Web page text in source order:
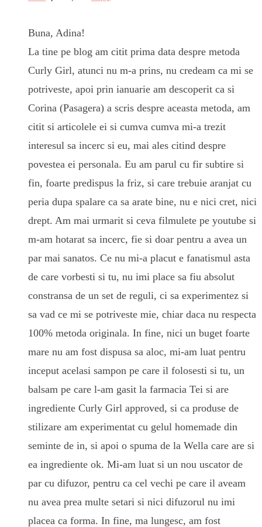
Buna, Adina!
La tine pe blog am citit prima data despre metoda
Curly Girl, atunci nu m-a prins, nu credeam ca mi se
potriveste, apoi prin ianuarie am descoperit ca si
Corina (Pasagera) a scris despre aceasta metoda, am
citit si articolele ei si cumva cumva mi-a trezit
interesul sa incerc si eu, mai ales citind despre
povestea ei personala. Eu am parul cu fir subtire si
fin, foarte predispus la friz, si care trebuie aranjat cu
peria dupa spalare ca sa arate bine, nu e nici cret, nici
drept. Am mai urmarit si ceva filmulete pe youtube si
m-am hotarat sa incerc, fie si doar pentru a avea un
par mai sanatos. Ce nu mi-a placut e fanatismul asta
de care vorbesti si tu, nu imi place sa fiu absolut
constransa de un set de reguli, ci sa experimentez si
sa vad ce mi se potriveste mie, chiar daca nu respecta
100% metoda originala. In fine, nici un buget foarte
mare nu am fost dispusa sa aloc, mi-am luat pentru
inceput acelasi sampon pe care il folosesti si tu, un
balsam pe care l-am gasit la farmacia Tei si are
ingrediente Curly Girl approved, si ca produse de
stilizare am experimentat cu gelul homemade din
seminte de in, si apoi o spuma de la Wella care are si
ea ingrediente ok. Mi-am luat si un nou uscator de
par cu difuzor, pentru ca cel vechi pe care il aveam
nu avea prea multe setari si nici difuzorul nu imi
placea ca forma. In fine, ma lungesc, am fost